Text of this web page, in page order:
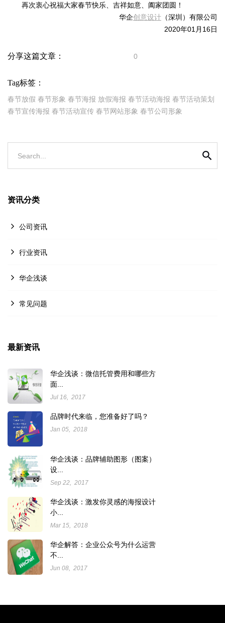
再次衷心祝福大家春节快乐、吉祥如意、阖家团圆！
华企创意设计 （深圳）有限公司
2020年01月16日
分享这篇文章： 0
Tag标签：
春节放假 春节形象 春节海报 放假海报 春节活动海报 春节活动策划
春节宣传海报 春节活动宣传 春节网站形象 春节公司形象
Search...
资讯分类
公司资讯
行业资讯
华企浅谈
常见问题
最新资讯
华企浅谈：微信托管费用和哪些方
面...
Jul 16, 2017
品牌时代来临，您准备好了吗？
Jan 05, 2018
华企浅谈：品牌辅助图形（图案）
设...
Sep 22, 2017
华企浅谈：激发你灵感的海报设计
小...
Mar 15, 2018
华企解答：企业公众号为什么运营
不...
Jun 08, 2017